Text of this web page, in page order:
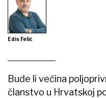
Edis Felić
Bude li većina
članstvo u Hrvatskoj